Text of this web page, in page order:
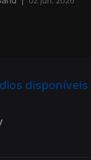
disponíveis